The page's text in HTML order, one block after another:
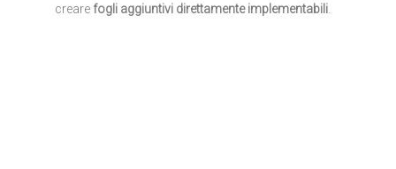
creare fogli aggiuntivi direttamente implementabili